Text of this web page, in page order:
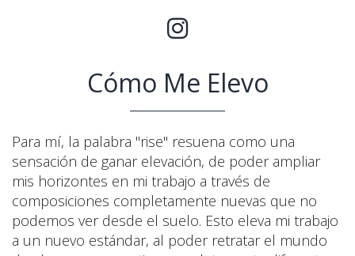
Cómo Me Elevo
Para mí, la palabra "rise" resuena como una
sensación de ganar elevación, de poder ampliar
mis horizontes en mi trabajo a través de
composiciones completamente nuevas que no
podemos ver desde el suelo. Esto eleva mi trabajo
a un nuevo estándar, al poder retratar el mundo